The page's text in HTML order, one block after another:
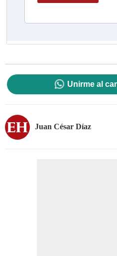
Unirme al
Juan César Díaz